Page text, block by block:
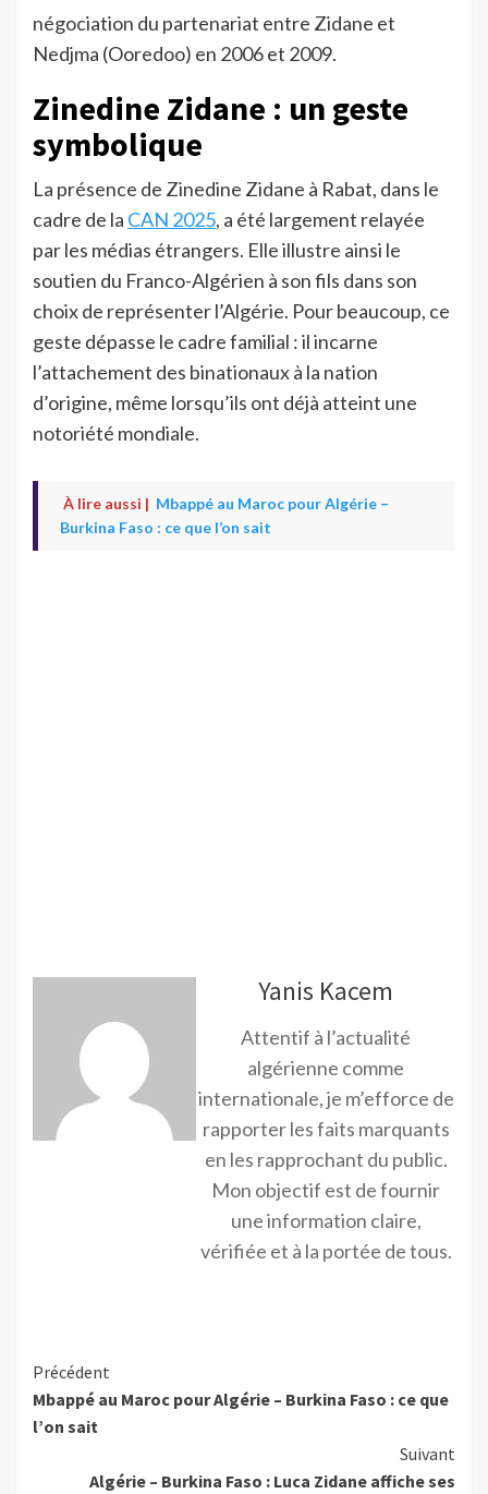
négociation du partenariat entre Zidane et
Nedjma (Ooredoo) en 2006 et 2009.
Zinedine Zidane : un geste
symbolique
La présence de Zinedine Zidane à Rabat, dans le
cadre de la CAN 2025, a été largement relayée
par les médias étrangers. Elle illustre ainsi le
soutien du Franco-Algérien à son fils dans son
choix de représenter l’Algérie. Pour beaucoup, ce
geste dépasse le cadre familial : il incarne
l’attachement des binationaux à la nation
d’origine, même lorsqu’ils ont déjà atteint une
notoriété mondiale.
À lire aussi | Mbappé au Maroc pour Algérie –
Burkina Faso : ce que l’on sait
Yanis Kacem
Attentif à l’actualité
algérienne comme
internationale, je m’efforce de
rapporter les faits marquants
en les rapprochant du public.
Mon objectif est de fournir
une information claire,
vérifiée et à la portée de tous.
Précédent
Mbappé au Maroc pour Algérie – Burkina Faso : ce que
l’on sait
Suivant
Algérie – Burkina Faso : Luca Zidane affiche ses